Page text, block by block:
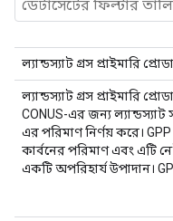
ল্যান্ডস্যাট গ্রস প্রাইমারি
ল্যান্ডস্যাট গ্রস প্রাইমারি
CONUS-এর জন্য ল্যান্ডস্যাট
এর পরিমাণ নির্ণয় করে। GPP
কার্বনের পরিমাণ এবং এটি
একটি অপরিহার্য উপাদান।